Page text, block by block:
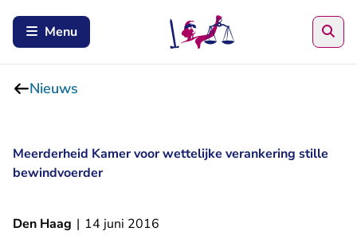
Menu
Nieuws
Meerderheid Kamer voor wettelijke verankering stille
bewindvoerder
Den Haag | 14 juni 2016